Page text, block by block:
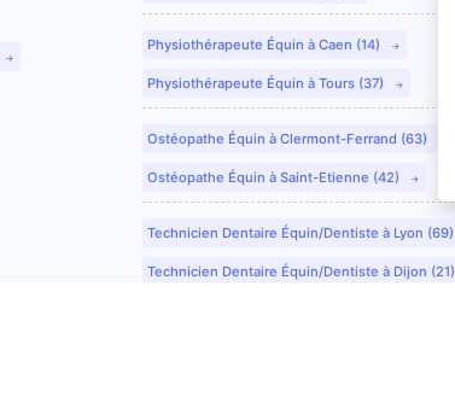
Physiothérapeute Équin à Caen (14)
Physiothérapeute Équin à Tours (37)
Ostéopathe Équin à Clermont-Ferrand (63)
Ostéopathe Équin à Saint-Etienne (42)
Technicien Dentaire Équin/Dentiste à Lyon (69)
Technicien Dentaire Équin/Dentiste à Dijon (21)